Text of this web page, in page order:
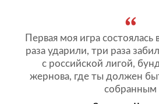
Первая моя игра
раза ударили, три раза
с российской лигой,
жернова, где ты должен
собранным